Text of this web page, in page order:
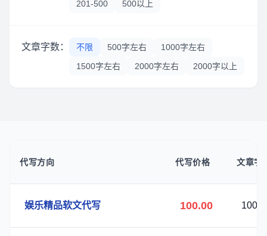
201-500
500以上
文章字数： 不限 500字左右
1000字左右
1500字左右
2000字左右 2000字以上
代写方向 代写价格 文章字
娱乐精品软文代写 100.00 1000